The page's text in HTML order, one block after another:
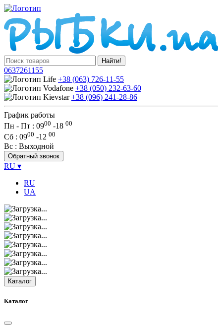
Найти!
0637261155
+38 (063) 726-11-55
+38 (050) 232-63-60
+38 (096) 241-28-86
График работы
Пн - Пт : 0900 -18 00
Сб : 0900 -12 00
Вс : Выходной
Обратный звонок
RU ▾
RU
UA
Каталог
Каталог